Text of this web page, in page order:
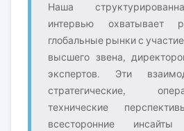
Наша
интервью охватывает
глобальные рынки с
высшего звена,
экспертов. Эти
стратегические,
технические
всесторонние